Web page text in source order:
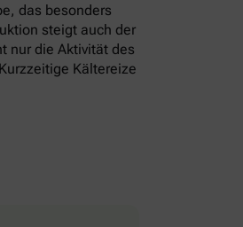
das besonders
steigt auch der
nur die Aktivität des
Kältereize